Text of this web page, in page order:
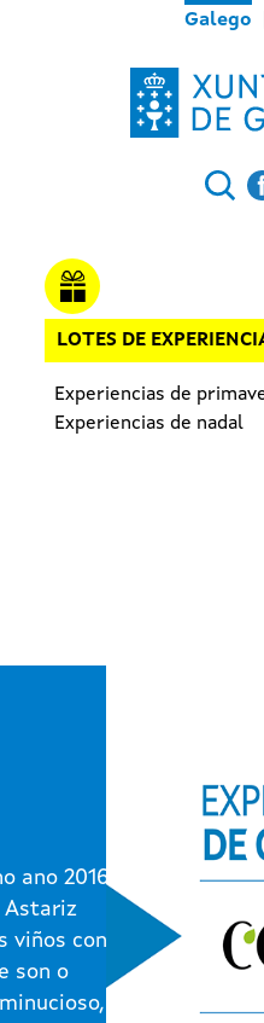
Galego
LOTES DE
Experiencias de
Experiencias de nadal
ano 2016 na
Astariz
viños contan
son o